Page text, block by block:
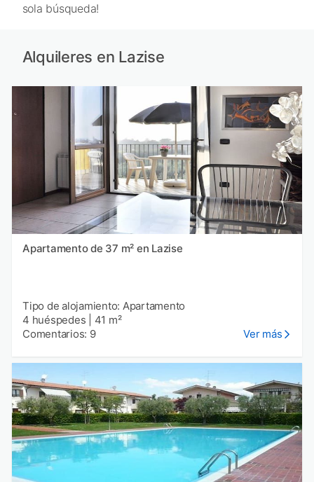
sola búsqueda!
Alquileres en Lazise
Apartamento de 37 m² en Lazise
Tipo de alojamiento: Apartamento
4 huéspedes
41 m²
Comentarios: 9
Ver más